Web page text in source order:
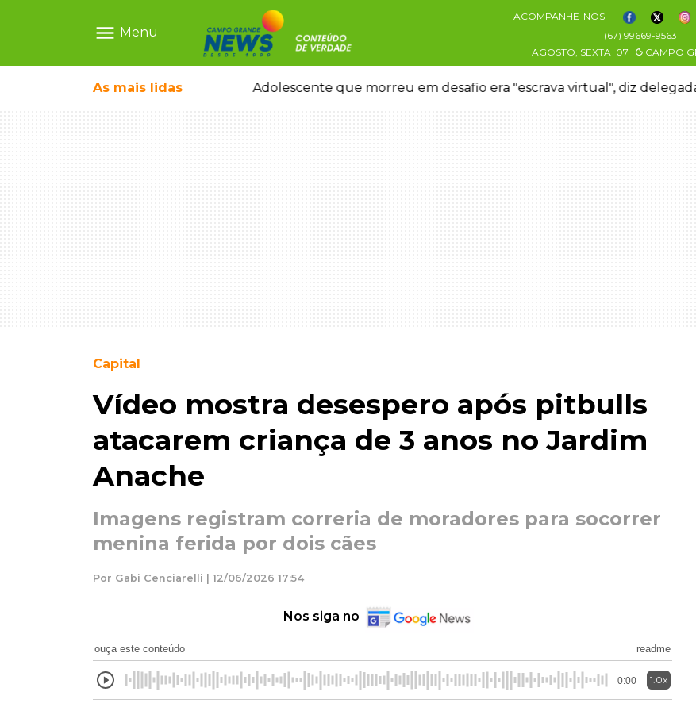
menu Menu
ACOMPANHE-NOS
(67) 99669-9563
AGOSTO, SEXTA 07 CAMPO
As mais lidas
ganhar dia oficial em MS Adolescente que morreu em desafio era "escrava virtual", diz
Capital
Vídeo mostra desespero após pitbulls
atacarem criança de 3 anos no Jardim
Anache
Imagens registram correria de moradores para socorrer
menina ferida por dois cães
Por Gabi Cenciarelli | 12/06/2026 17:54
Nos siga no
ouça este conteúdo readme
0:00 1.0x